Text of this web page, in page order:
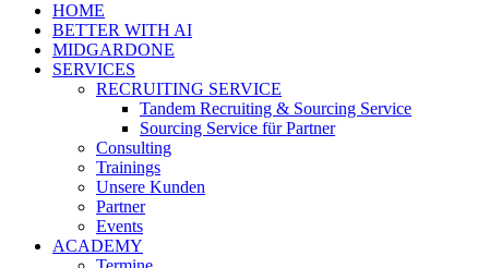
HOME
BETTER WITH AI
MIDGARDONE
SERVICES
RECRUITING SERVICE
Tandem Recruiting & Sourcing Service
Sourcing Service für Partner
Consulting
Trainings
Unsere Kunden
Partner
Events
ACADEMY